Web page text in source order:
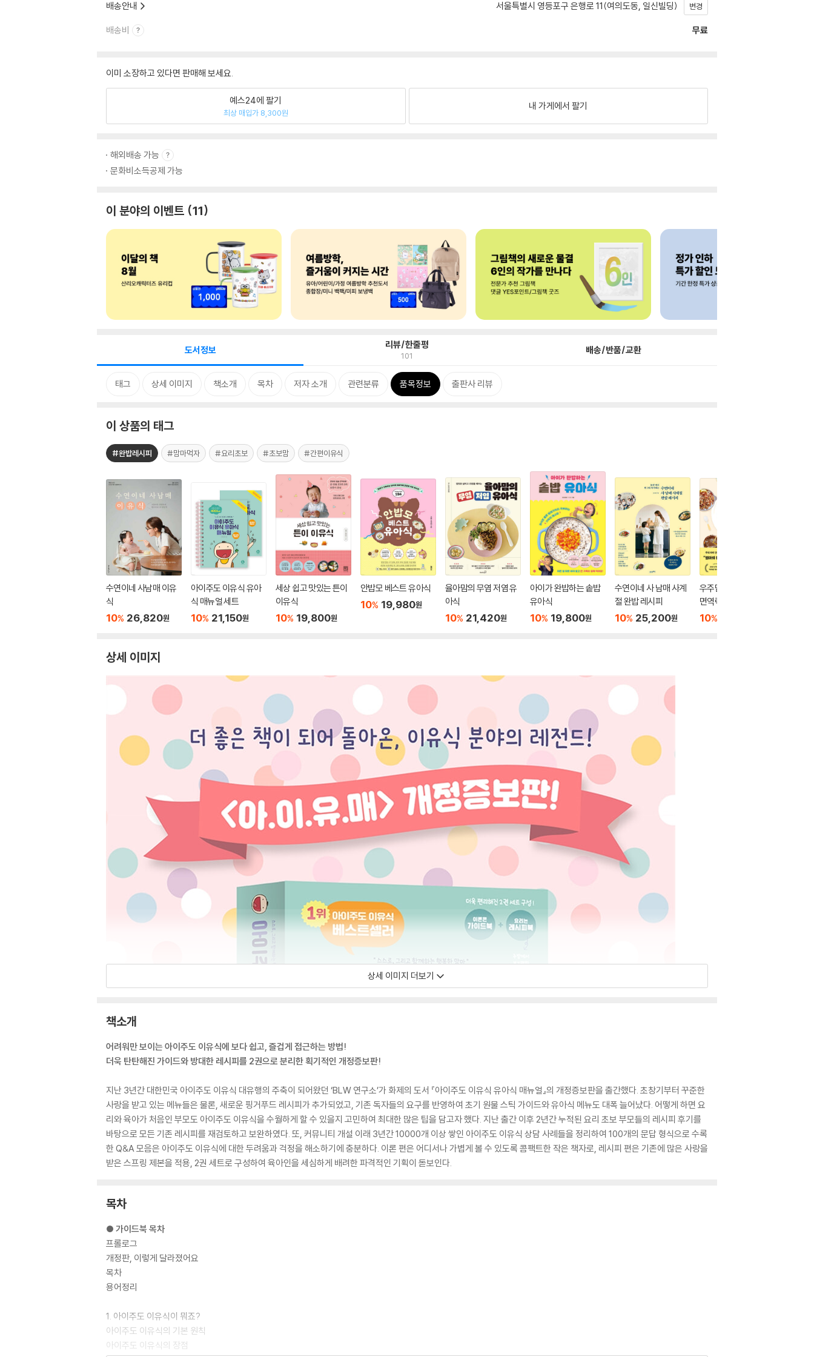
배송안내 서울특별시 영등포구 은행로 11(여의도동, 일신빌딩) 변경
배송비 무료
이미 소장하고 있다면 판매해 보세요.
예스24에 팔기
최상 매입가 8,300원
내 가게에서 팔기
해외배송 가능
문화비소득공제 가능
이 분야의 이벤트 11
도서정보 리뷰/한줄평
101 배송/반품/교환
태그 상세 이미지 책소개 목차 저자 소개 관련분류 품목정보 출판사 리뷰
이 상품의 태그
#완밥레시피 #맘마먹자 #요리초보 #초보맘 #간편이유식
수연이네 사남매 이유
식
10% 26,820원
아이주도 이유식 유아
식 매뉴얼 세트
10% 21,150원
세상 쉽고 맛있는 튼이
이유식
10% 19,800원
안밥모 베스트 유아식
10% 19,980원
율아맘의 무염 저염 유
아식
10% 21,420원
아이가 완밥하는 솥밥
유아식
10% 19,800원
수연이네 사 남매 사계
절 완밥 레시피
10% 25,200원
우주맘의 사계절 튼튼
면역력 유아식
10%
상세 이미지
상세 이미지 더보기
책소개
어려워만 보이는 아이주도 이유식에 보다 쉽고, 즐겁게 접근하는 방법!
더욱 탄탄해진 가이드와 방대한 레시피를 2권으로 분리한 획기적인 개정증보판!
지난 3년간 대한민국 아이주도 이유식 대유행의 주축이 되어왔던 ‘BLW 연구소’가 화제의 도서 『아이주도 이유식 유아식 매뉴얼』의 개정증보판을 출간했다. 초창기부터 꾸준한
사랑을 받고 있는 메뉴들은 물론, 새로운 핑거푸드 레시피가 추가되었고, 기존 독자들의 요구를 반영하여 초기 원물 스틱 가이드와 유아식 메뉴도 대폭 늘어났다. 어떻게 하면 요
리와 육아가 처음인 부모도 아이주도 이유식을 수월하게 할 수 있을지 고민하여 최대한 많은 팁을 담고자 했다. 지난 출간 이후 2년간 누적된 요리 초보 부모들의 레시피 후기를
바탕으로 모든 기존 레시피를 재검토하고 보완하였다. 또, 커뮤니티 개설 이래 3년간 10000개 이상 쌓인 아이주도 이유식 상담 사례들을 정리하여 100개의 문답 형식으로 수록
한 Q&A 모음은 아이주도 이유식에 대한 두려움과 걱정을 해소하기에 충분하다. 이론 편은 어디서나 가볍게 볼 수 있도록 콤팩트한 작은 책자로, 레시피 편은 기존에 많은 사랑을
받은 스프링 제본을 적용, 2권 세트로 구성하여 육아인을 세심하게 배려한 파격적인 기획이 돋보인다.
목차
● 가이드북 목차
프롤로그
개정판, 이렇게 달라졌어요
목차
용어정리
1. 아이주도 이유식이 뭐죠?
아이주도 이유식의 기본 원칙
아이주도 이유식의 장점